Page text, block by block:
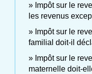
Impôt sur le
les revenus
Impôt sur le
familial doit-il
Impôt sur le
maternelle doit-